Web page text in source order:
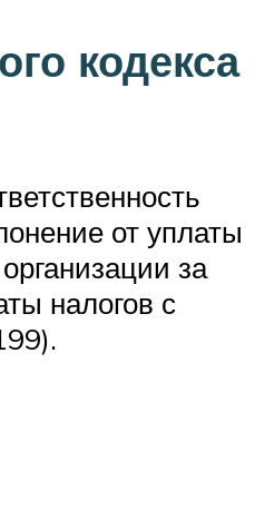
кодекса
от уплаты
за
налогов с